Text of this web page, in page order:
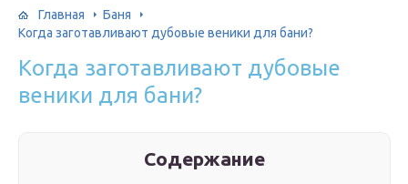
Главная
Баня
Когда заготавливают дубовые веники для бани?
Когда заготавливают дубовые
веники для бани?
Содержание